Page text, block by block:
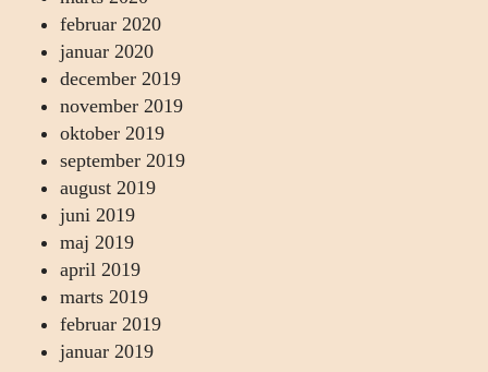
februar 2020
januar 2020
december 2019
november 2019
oktober 2019
september 2019
august 2019
juni 2019
maj 2019
april 2019
marts 2019
februar 2019
januar 2019